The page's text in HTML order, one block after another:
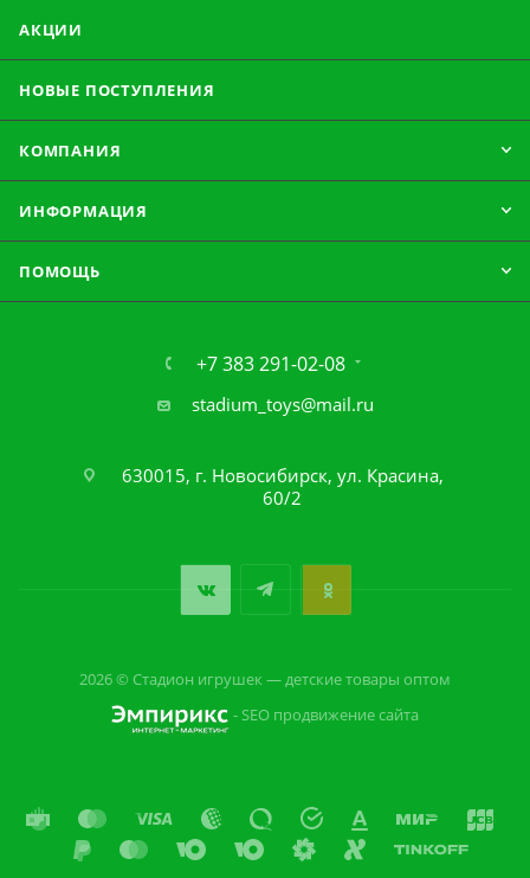
АКЦИИ
НОВЫЕ ПОСТУПЛЕНИЯ
КОМПАНИЯ
ИНФОРМАЦИЯ
ПОМОЩЬ
+7 383 291-02-08
stadium_toys@mail.ru
630015, г. Новосибирск, ул. Красина,
60/2
2026 © Стадион игрушек — детские товары оптом
- SEO продвижение сайта